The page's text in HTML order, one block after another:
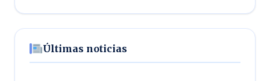
Últimas noticias